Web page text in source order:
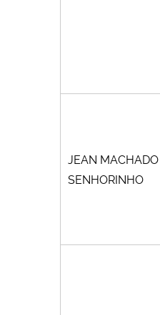
JEAN MACHADO
SENHORINHO